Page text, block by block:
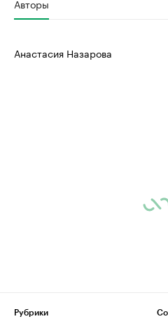
Авторы
Анастасия Назарова
Рубрики